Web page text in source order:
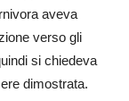
aveva
verso gli
si chiedeva
dimostrata.